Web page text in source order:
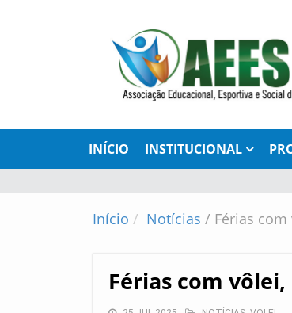
INÍCIO INSTITUCIONAL
Início Notícias / Férias
Férias com